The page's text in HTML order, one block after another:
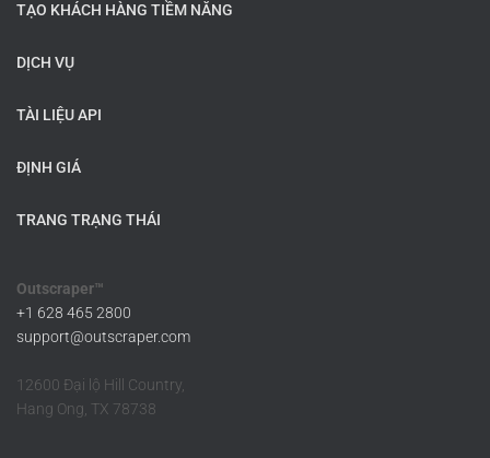
TẠO KHÁCH HÀNG TIỀM NĂNG
DỊCH VỤ
TÀI LIỆU API
ĐỊNH GIÁ
TRANG TRẠNG THÁI
Outscraper™
+1 628 465 2800
support@outscraper.com
12600 Đại lộ Hill Country,
Hang Ong, TX 78738